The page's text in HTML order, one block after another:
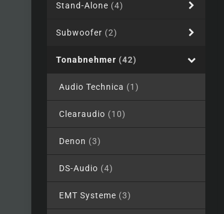
Stand-Alone (4)
Subwoofer (2)
Tonabnehmer (42)
Audio Technica (1)
Clearaudio (10)
Denon (3)
DS-Audio (4)
EMT Systeme (3)